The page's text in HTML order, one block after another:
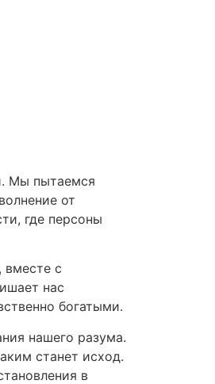
Мы пытаемся
от
где персоны
вместе с
нас
богатыми.
нашего разума.
станет исход.
в